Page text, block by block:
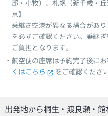
部・小牧）、札幌（新千歳・
意】
乗継ぎ空港が異なる場合があ
を必ずご確認ください。乗継
ご負担となります。
航空便の座席は予約完了後にお
くはこちら
をご確認ください
出発地から桐生・渡良瀬・